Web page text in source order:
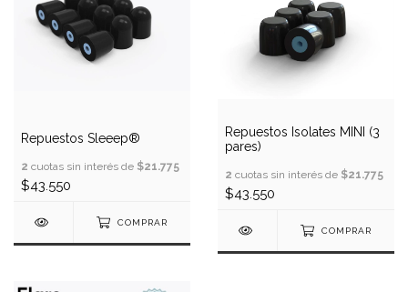
Repuestos Sleeep®
2 cuotas sin interés de $21.775
$43.550
COMPRAR
Repuestos Isolates MINI (3
pares)
2 cuotas sin interés de $21.775
$43.550
COMPRAR